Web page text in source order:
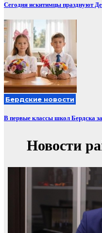
Сегодня искитимцы празднуют
Бердские новости
В первые классы школ Бердска